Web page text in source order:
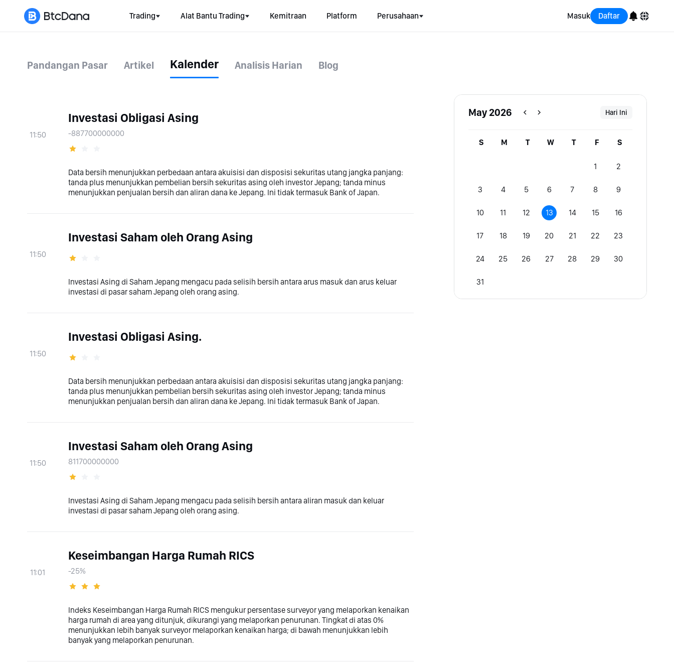
Trading Alat Bantu Trading Kemitraan Platform Perusahaan Masuk Daftar
Pandangan Pasar Artikel Kalender Analisis Harian Blog
11:50
Investasi Obligasi Asing
-887700000000
Data bersih menunjukkan perbedaan antara akuisisi dan disposisi sekuritas utang jangka panjang:
tanda plus menunjukkan pembelian bersih sekuritas asing oleh investor Jepang; tanda minus
menunjukkan penjualan bersih dan aliran dana ke Jepang. Ini tidak termasuk Bank of Japan.
11:50
Investasi Saham oleh Orang Asing
Investasi Asing di Saham Jepang mengacu pada selisih bersih antara arus masuk dan arus keluar
investasi di pasar saham Jepang oleh orang asing.
11:50
Investasi Obligasi Asing.
Data bersih menunjukkan perbedaan antara akuisisi dan disposisi sekuritas utang jangka panjang:
tanda plus menunjukkan pembelian bersih sekuritas asing oleh investor Jepang; tanda minus
menunjukkan penjualan bersih dan aliran dana ke Jepang. Ini tidak termasuk Bank of Japan.
11:50
Investasi Saham oleh Orang Asing
811700000000
Investasi Asing di Saham Jepang mengacu pada selisih bersih antara aliran masuk dan keluar
investasi di pasar saham Jepang oleh orang asing.
11:01
Keseimbangan Harga Rumah RICS
-25%
Indeks Keseimbangan Harga Rumah RICS mengukur persentase surveyor yang melaporkan kenaikan
harga rumah di area yang ditunjuk, dikurangi yang melaporkan penurunan. Tingkat di atas 0%
menunjukkan lebih banyak surveyor melaporkan kenaikan harga; di bawah menunjukkan lebih
banyak yang melaporkan penurunan.
May 2026 Hari Ini
S M T W T F S
1 2
3 4 5 6 7 8 9
10 11 12 13 14 15 16
17 18 19 20 21 22 23
24 25 26 27 28 29 30
31